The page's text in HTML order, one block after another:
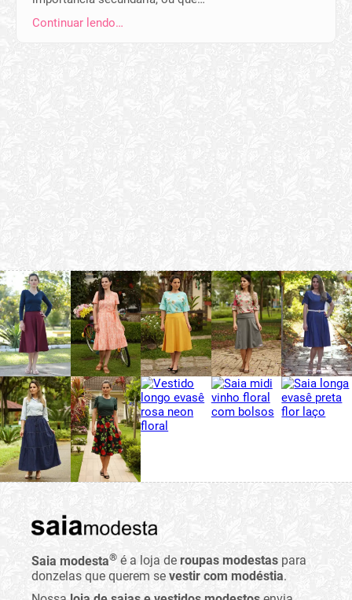
Continuar lendo…
Saia modesta® é a loja de roupas modestas para
donzelas que querem se vestir com modéstia.